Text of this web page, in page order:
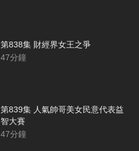
第838集 財經界女王之爭
47分鐘
第839集 人氣帥哥美女民意代表益
智大賽
47分鐘